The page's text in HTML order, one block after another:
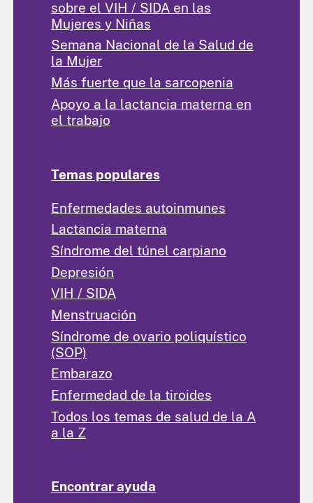
sobre el VIH / SIDA en las
Mujeres y Niñas
Semana Nacional de la Salud de
la Mujer
Más fuerte que la sarcopenia
Apoyo a la lactancia materna en
el trabajo
Temas populares
Enfermedades autoinmunes
Lactancia materna
Síndrome del túnel carpiano
Depresión
VIH / SIDA
Menstruación
Síndrome de ovario poliquístico
(SOP)
Embarazo
Enfermedad de la tiroides
Todos los temas de salud de la A
a la Z
Encontrar ayuda